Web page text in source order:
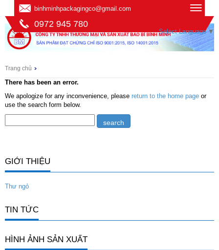
binhminhpackagingco@gmail.com
0972 945 780
Select Language ▼
Trang chủ
There has been an error.
We apologize for any inconvenience, please return to the home page or
use the search form below.
GIỚI THIỆU
Thư ngỏ
TIN TỨC
HÌNH ẢNH SẢN XUẤT